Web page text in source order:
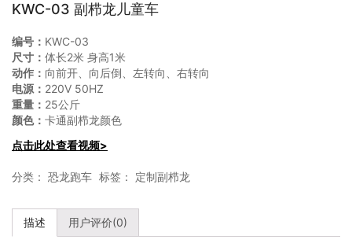
KWC-03 副栉龙儿童车
编号： KWC-03
尺寸： 体长2米 身高1米
动作： 向前开、向后倒、左转向、右转向
电源： 220V 50HZ
重量： 25公斤
颜色： 卡通副栉龙颜色
点击此处查看视频>
分类： 恐龙跑车 标签： 定制副栉龙
描述 用户评价(0)